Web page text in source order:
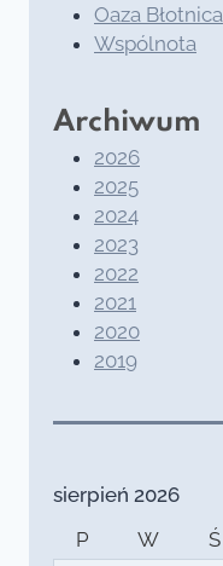
Oaza Błotnica
Wspólnota
Archiwum
2026
2025
2024
2023
2022
2021
2020
2019
sierpień 2026
P
W Ś